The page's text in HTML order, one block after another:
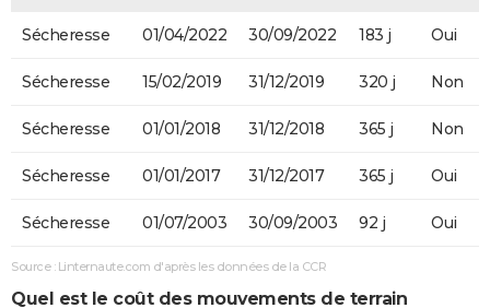
Sécheresse 01/04/2022 30/09/2022 183 j Oui
Sécheresse 15/02/2019 31/12/2019 320 j Non
Sécheresse 01/01/2018 31/12/2018 365 j Non
Sécheresse 01/01/2017 31/12/2017 365 j Oui
Sécheresse 01/07/2003 30/09/2003 92 j Oui
Source : Linternaute.com d'après les données de la CCR
Quel est le coût des mouvements de terrain